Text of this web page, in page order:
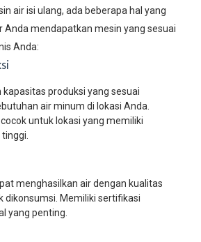
air isi ulang, ada beberapa hal yang
Anda mendapatkan mesin yang sesuai
Anda:
kapasitas produksi yang sesuai
air minum di lokasi Anda.
cocok untuk lokasi yang memiliki
menghasilkan air dengan kualitas
dikonsumsi. Memiliki sertifikasi
yang penting.